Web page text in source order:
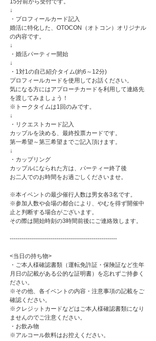
15分前から受付です。
↓
・プロフィールカード記入
婚活に特化した、OTOCON（オトコン）オリジナル
の内容です。
↓
・婚活パーティー開始
↓
・1対1の自己紹介タイム(約6～12分)
プロフィールカードを使用してお話ください。
気になる方にはアプローチカードを利用して連絡先
を渡してみましょう！
※トークタイムは1回のみです。
↓
・リクエストカード記入
カップルを決める、最終投票カードです。
第一希望～第三希望までご記入頂けます。
↓
・カップリング
カップルになられた方は、パーティー終了後
お二人でのお時間をお過ごしくださいませ。
※本イベントの最少催行人数は男女各3名です。
※参加人数や会場の都合により、やむを得ず開催中
止と判断する場合がございます。
その際は開始時刻の3時間前後にご連絡致します。
-------------------------------------------------------
<当日の持ち物>
・ご本人様確認書類（運転免許証・保険証など生年
月日の記載がある公的な証明書）を忘れずご持参く
ださい。
※その他、各イベントの内容・注意事項の記載をご
確認ください。
※クレジットカードなどはご本人様確認書類になり
ませんのでご注意ください。
・お飲み物
※アルコール飲料はお控えください。